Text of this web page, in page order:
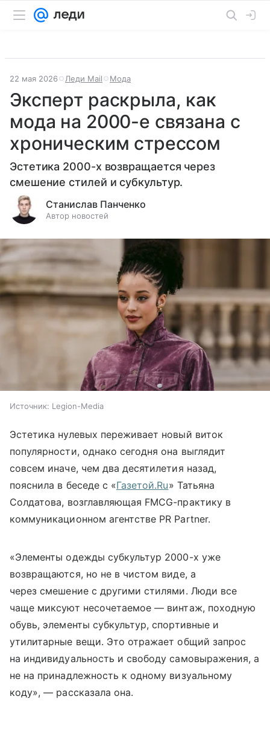
22 мая 2026 Леди Mail Мода
Эксперт раскрыла, как
мода на 2000-е связана с
хроническим стрессом
Эстетика 2000-х возвращается через
смешение стилей и субкультур.
Станислав Панченко
Автор новостей
Источник: Legion-Media
Эстетика нулевых переживает новый виток
популярности, однако сегодня она выглядит
совсем иначе, чем два десятилетия назад,
пояснила в беседе с «Газетой.Ru» Татьяна
Солдатова, возглавляющая FMCG-практику в
коммуникационном агентстве PR Partner.
«Элементы одежды субкультур 2000-х уже
возвращаются, но не в чистом виде, а
через смешение с другими стилями. Люди все
чаще миксуют несочетаемое — винтаж, походную
обувь, элементы субкультур, спортивные и
утилитарные вещи. Это отражает общий запрос
на индивидуальность и свободу самовыражения, а
не на принадлежность к одному визуальному
коду», — рассказала она.